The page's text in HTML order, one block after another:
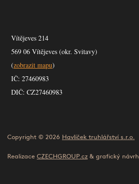
Vítějeves 214
569 06 Vítějeves (okr. Svitavy)
(zobrazit mapu)
IČ: 27460983
DIČ: CZ27460983
Copyright © 2026 Havlíček truhlářství s.r.o.
Realizace CZECHGROUP.cz & grafický návrh